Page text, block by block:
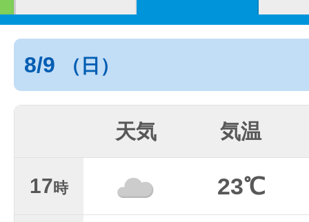
8/9 （日）
天気 気温
17時 23℃